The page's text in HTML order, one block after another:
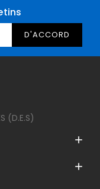
(D.E.S)

